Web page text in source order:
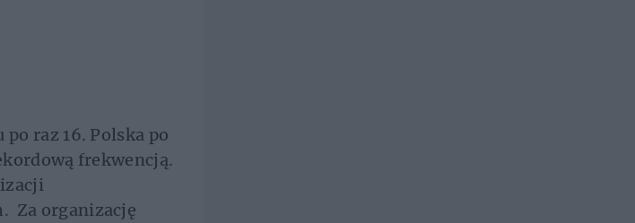
raz 16. Polska po
frekwencją.
Za organizację